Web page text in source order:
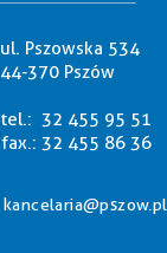
ul. Pszowska 534
44-370 Pszów
tel.: 32 455 95 51
fax.: 32 455 86 36
kancelaria@pszow.pl